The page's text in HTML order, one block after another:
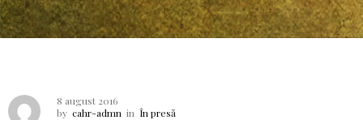
8 august 2016
by cahr-admn in În presă